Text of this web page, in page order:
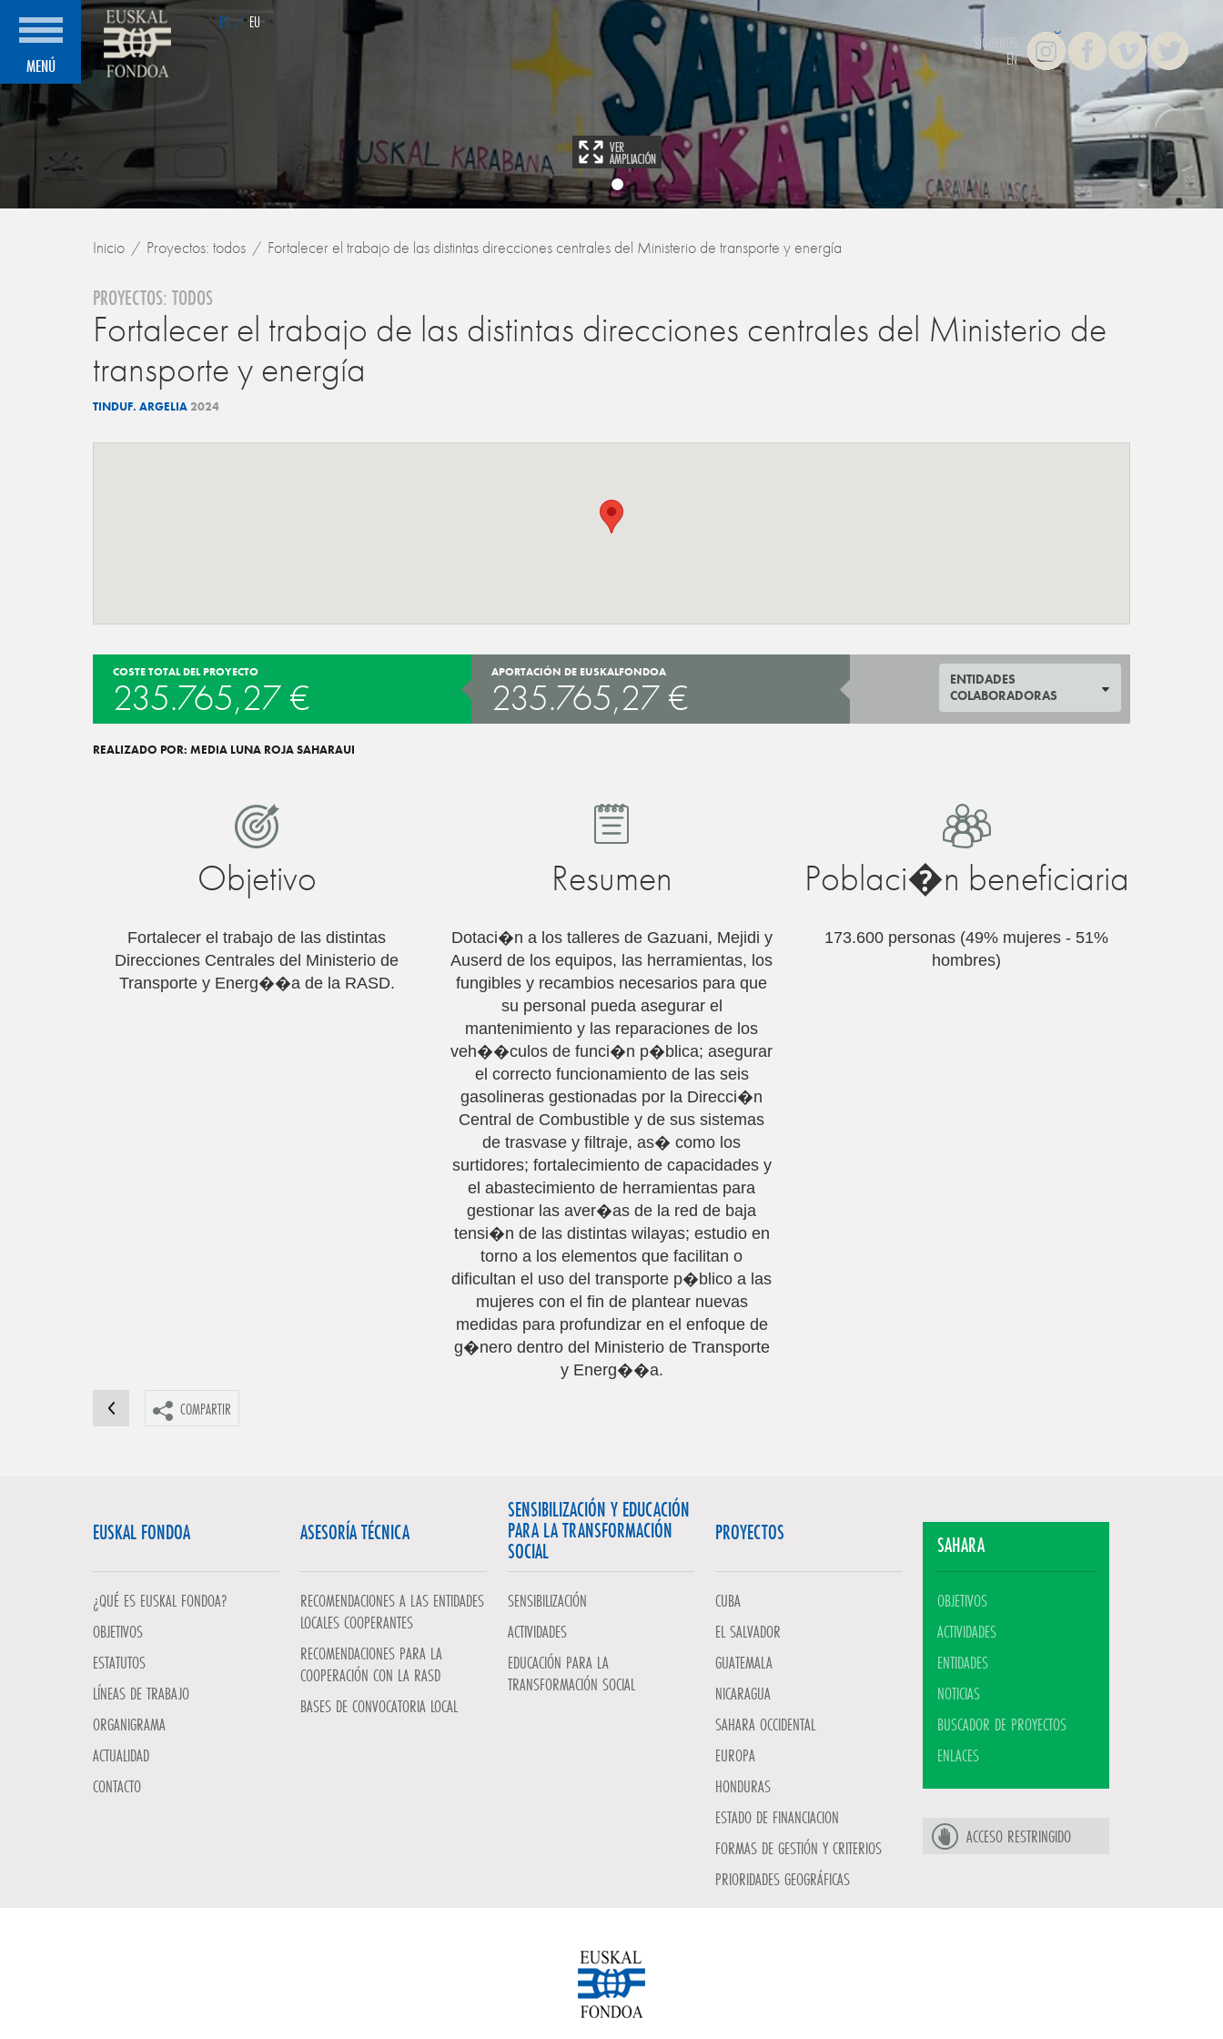
MENÚ
ES / EU
SÍGUENOS
EN
Inicio Proyectos: todos Fortalecer el trabajo de las distintas direcciones centrales del Ministerio de transporte y energía
PROYECTOS: TODOS
Fortalecer el trabajo de las distintas direcciones centrales del Ministerio de
transporte y energía
TINDUF. ARGELIA2024
COSTE TOTAL DEL PROYECTO
235.765,27 €
APORTACIÓN DE EUSKALFONDOA
235.765,27 €
ENTIDADES
COLABORADORAS
REALIZADO POR: MEDIA LUNA ROJA SAHARAUI
Objetivo
Fortalecer el trabajo de las distintas
Direcciones Centrales del Ministerio de
Transporte y Energ��a de la RASD.
Resumen
Dotaci�n a los talleres de Gazuani, Mejidi y
Auserd de los equipos, las herramientas, los
fungibles y recambios necesarios para que
su personal pueda asegurar el
mantenimiento y las reparaciones de los
veh��culos de funci�n p�blica; asegurar
el correcto funcionamiento de las seis
gasolineras gestionadas por la Direcci�n
Central de Combustible y de sus sistemas
de trasvase y filtraje, as� como los
surtidores; fortalecimiento de capacidades y
el abastecimiento de herramientas para
gestionar las aver�as de la red de baja
tensi�n de las distintas wilayas; estudio en
torno a los elementos que facilitan o
dificultan el uso del transporte p�blico a las
mujeres con el fin de plantear nuevas
medidas para profundizar en el enfoque de
g�nero dentro del Ministerio de Transporte
y Energ��a.
Poblaci�n beneficiaria
173.600 personas (49% mujeres - 51%
hombres)
COMPARTIR
EUSKAL FONDOA
¿QUÉ ES EUSKAL FONDOA?
OBJETIVOS
ESTATUTOS
LÍNEAS DE TRABAJO
ORGANIGRAMA
ACTUALIDAD
CONTACTO
ASESORÍA TÉCNICA
RECOMENDACIONES A LAS ENTIDADES
LOCALES COOPERANTES
RECOMENDACIONES PARA LA
COOPERACIÓN CON LA RASD
BASES DE CONVOCATORIA LOCAL
SENSIBILIZACIÓN Y EDUCACIÓN
PARA LA TRANSFORMACIÓN
SOCIAL
SENSIBILIZACIÓN
ACTIVIDADES
EDUCACIÓN PARA LA
TRANSFORMACIÓN SOCIAL
PROYECTOS
CUBA
EL SALVADOR
GUATEMALA
NICARAGUA
SAHARA OCCIDENTAL
EUROPA
HONDURAS
ESTADO DE FINANCIACION
FORMAS DE GESTIÓN Y CRITERIOS
PRIORIDADES GEOGRÁFICAS
SAHARA
OBJETIVOS
ACTIVIDADES
ENTIDADES
NOTICIAS
BUSCADOR DE PROYECTOS
ENLACES
ACCESO RESTRINGIDO